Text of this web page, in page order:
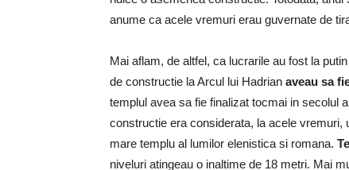
anume ca acele vremuri erau guvernate de
Mai aflam, de altfel, ca lucrarile au fost la
de constructie la Arcul lui Hadrian aveau sa
templul avea sa fie finalizat tocmai in secolul
constructie era considerata, la acele
mare templu al lumilor elenistica si romana.
niveluri atingeau o inaltime de 18 metri. Mai